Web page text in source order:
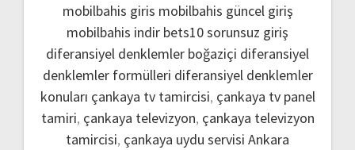
mobilbahis giris mobilbahis güncel giriş
mobilbahis indir bets10 sorunsuz giriş
diferansiyel denklemler boğaziçi diferansiyel
denklemler formülleri diferansiyel denklemler
konuları çankaya tv tamircisi, çankaya tv panel
tamiri, çankaya televizyon, çankaya televizyon
tamircisi, çankaya uydu servisi Ankara